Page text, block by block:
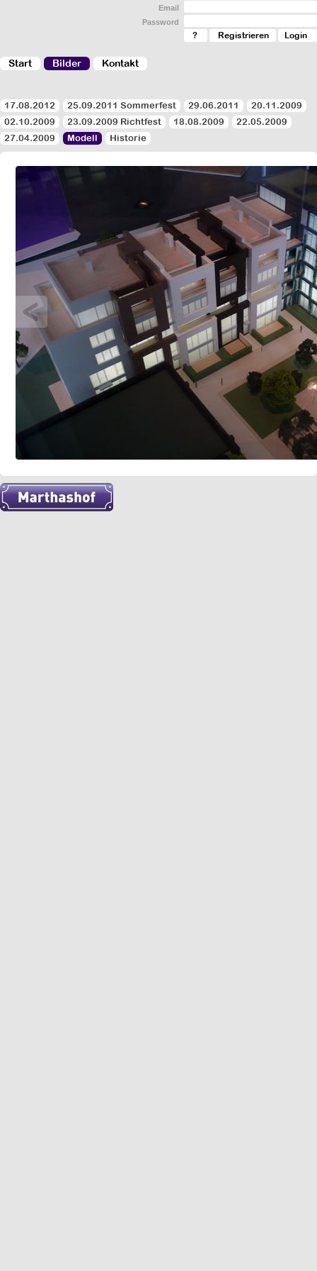
Email
Password
Login
Registrieren
?
Start Bilder Kontakt
17.08.2012 25.09.2011 Sommerfest 29.06.2011
20.11.2009
02.10.2009
23.09.2009 Richtfest 18.08.2009
22.05.2009
27.04.2009
Modell Historie